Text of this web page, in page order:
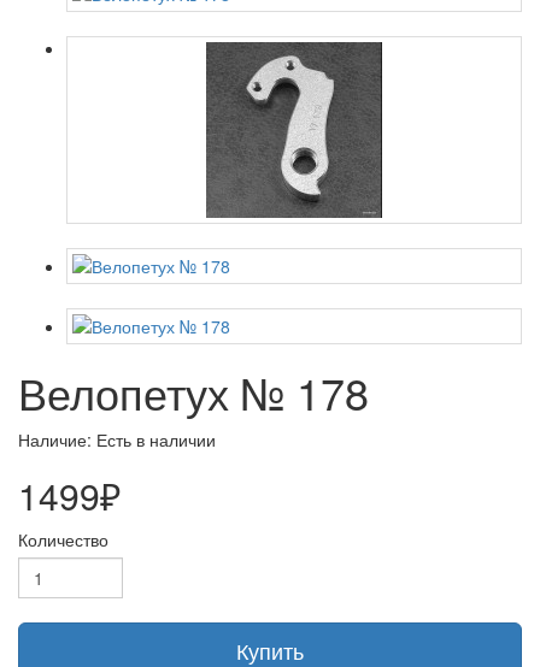
Велопетух № 178
Наличие: Есть в наличии
1499₽
Количество
Купить